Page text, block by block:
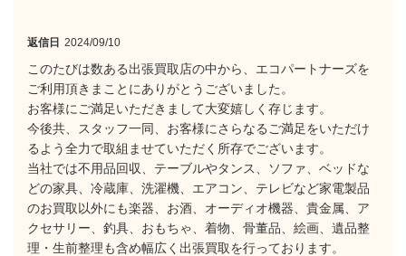
返信日 2024/09/10
このたびは数ある出張買取店の中から、エコパートナーズを
ご利用頂きまことにありがとうございました。
お客様にご満足いただきまして大変嬉しく存じます。
今後共、スタッフ一同、お客様にさらなるご満足をいただけ
るよう全力で取組ませていただく所存でございます。
当社では不用品回収、テーブルやタンス、ソファ、ベッドな
どの家具、冷蔵庫、洗濯機、エアコン、テレビなど家電製品
のお買取以外にも楽器、お酒、オーディオ機器、貴金属、ア
クセサリー、釣具、おもちゃ、着物、骨董品、絵画、遺品整
理・生前整理も含め幅広く出張買取を行っております。